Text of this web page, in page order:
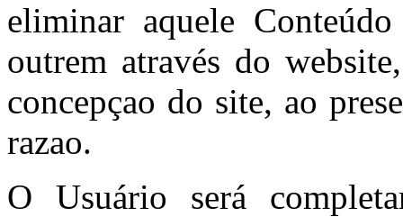
eliminar aquele
outrem através do
concepçao do site, ao
razao.
O Usuário será